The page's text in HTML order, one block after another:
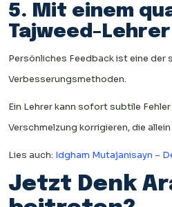
5. Mit einem
Tajweed-
Persönliches Feedback ist eine der
Verbesserungsmethoden.
Ein Lehrer kann sofort subtile
Verschmelzung korrigieren, die
Lies auch: Idgham Mutajanisayn –
Jetzt Denk